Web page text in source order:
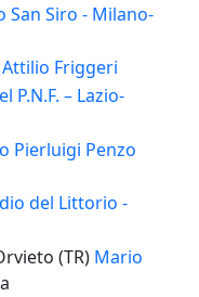
San Siro - Milano-
Attilio Friggeri
P.N.F. – Lazio-
Pierluigi Penzo
del Littorio -
(TR) Mario